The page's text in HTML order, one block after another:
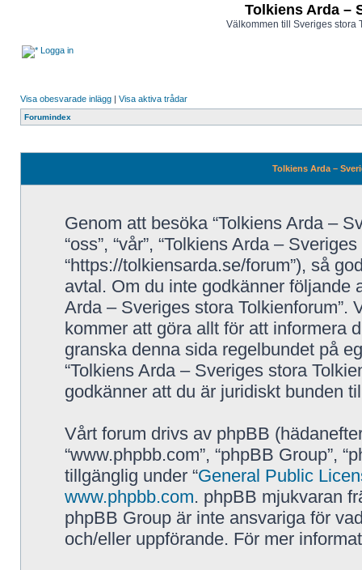
Tolkiens Arda –
Välkommen till Sveriges stora
Logga in
Visa obesvarade inlägg | Visa aktiva trådar
Forumindex
Tolkiens Arda –
Genom att besöka “Tolkiens Arda –
“oss”, “vår”, “Tolkiens Arda –
“https://tolkiensarda.se/forum”), så
avtal. Om du inte godkänner följande
Arda – Sveriges stora Tolkienforum”.
kommer att göra allt för att informera
granska denna sida regelbundet på
“Tolkiens Arda – Sveriges stora
godkänner att du är juridiskt bunden
Vårt forum drivs av phpBB (hädanefter
“www.phpbb.com”, “phpBB Group”,
tillgänglig under “General Public
www.phpbb.com. phpBB mjukvaran
phpBB Group är inte ansvariga för
och/eller uppförande. För mer